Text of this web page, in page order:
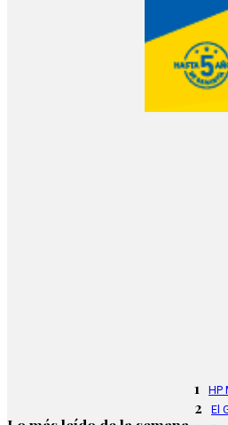
1 HP
2 El